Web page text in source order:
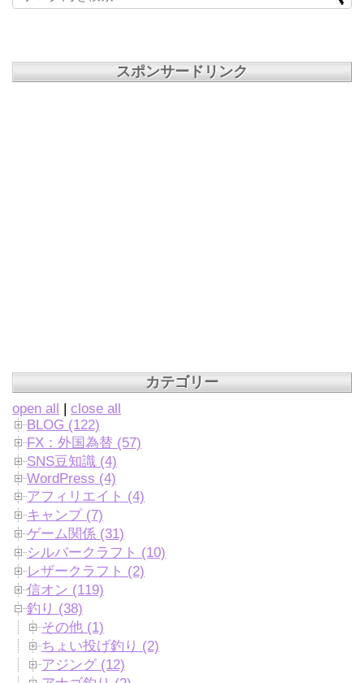
スポンサードリンク
カテゴリー
open all | close all
BLOG (122)
FX：外国為替 (57)
SNS豆知識 (4)
WordPress (4)
アフィリエイト (4)
キャンプ (7)
ゲーム関係 (31)
シルバークラフト (10)
レザークラフト (2)
信オン (119)
釣り (38)
その他 (1)
ちょい投げ釣り (2)
アジング (12)